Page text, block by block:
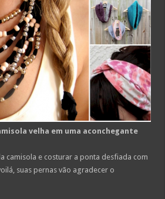
velha em uma aconchegante
camisola e costurar a ponta desfiada com
suas pernas vão agradecer o